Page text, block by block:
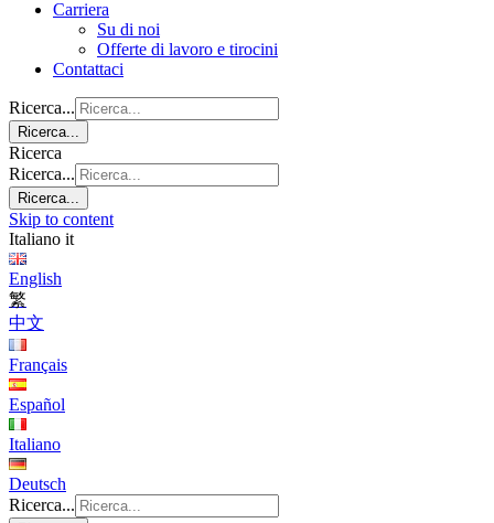
Carriera
Su di noi
Offerte di lavoro e tirocini
Contattaci
Ricerca...
Ricerca...
Ricerca
Ricerca...
Ricerca...
Skip to content
Italiano it
English
繁
中文
Français
Español
Italiano
Deutsch
Ricerca...